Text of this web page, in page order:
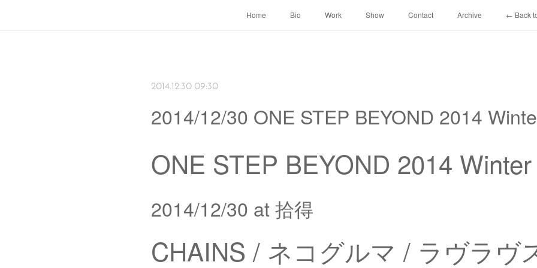
Home Bio Work Show Contact Archive ← Back
2014.12.30 09:30
2014/12/30 ONE STEP BEYOND 2014
ONE STEP BEYOND 2014 Winter
2014/12/30 at 拾得
CHAINS / ネコグルマ / ラヴラヴ